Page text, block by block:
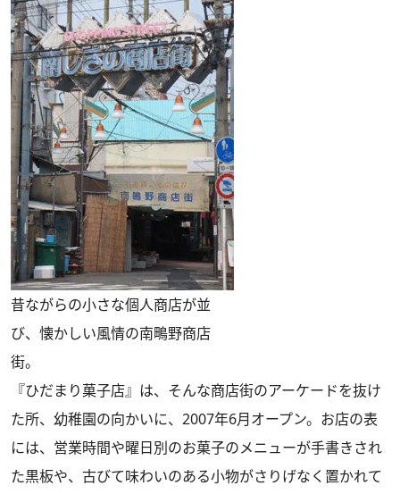
昔ながらの小さな個人商店が並
び、懐かしい風情の南鴫野商店
街。
『ひだまり菓子店』は、そんな商店街のアーケードを抜け
た所、幼稚園の向かいに、2007年6月オープン。お店の表
には、営業時間や曜日別のお菓子のメニューが手書きされ
た黒板や、古びて味わいのある小物がさりげなく置かれて